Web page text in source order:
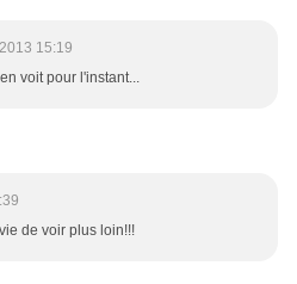
15:19
voit pour l'instant...
de voir plus loin!!!